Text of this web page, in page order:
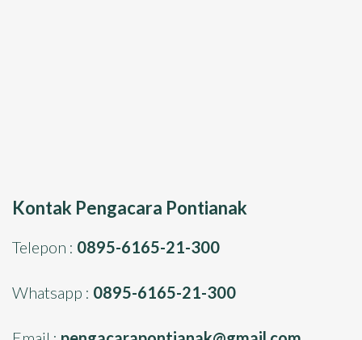
Kontak Pengacara Pontianak
Telepon : 0895-6165-21-300
Whatsapp : 0895-6165-21-300